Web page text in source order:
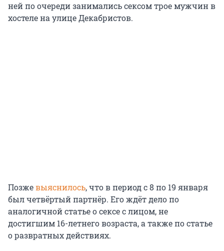
ней по очереди занимались сексом трое мужчин в
хостеле на улице Декабристов.
Позжевыяснилось, что в период с 8 по 19 января
был четвёртый партнёр. Его ждёт дело по
аналогичной статье о сексе с лицом, не
достигшим 16-летнего возраста, а также по статье
о развратных действиях.